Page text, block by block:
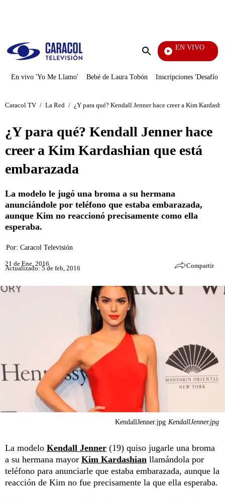
Enviar
EN VIVO
Rafael Orozco
En vivo 'Yo Me Llamo' Bebé de Laura Tobón Inscripciones 'Desafío'
Caracol TV / La Red / ¿Y para qué? Kendall Jenner hace creer a Kim
¿Y para qué? Kendall Jenner hace
creer a Kim Kardashian que está
embarazada
La modelo le jugó una broma a su hermana
anunciándole por teléfono que estaba embarazada,
aunque Kim no reaccionó precisamente como ella
esperaba.
Por: Caracol Televisión
21 de Ene, 2016
Actualizado: 5 de feb, 2016 Compartir
KendallJenner.jpg KendallJenner.jpg
La modelo Kendall Jenner (19) quiso jugarle una broma
a su hermana mayor Kim Kardashian llamándola por
teléfono para anunciarle que estaba embarazada, aunque la
reacción de Kim no fue precisamente la que ella esperaba.